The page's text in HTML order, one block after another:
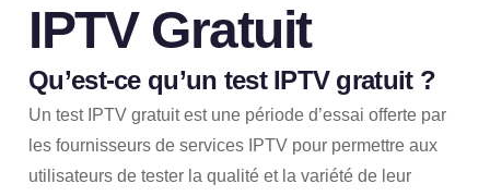
IPTV Gratuit
Qu’est-ce qu’un test IPTV gratuit ?
Un test IPTV gratuit est une période d’essai offerte par
les fournisseurs de services IPTV pour permettre aux
utilisateurs de tester la qualité et la variété de leur